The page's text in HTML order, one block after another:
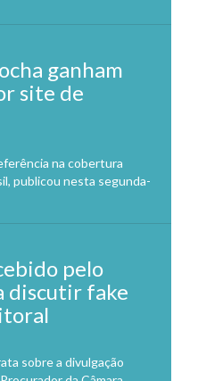
ganham
site de
na cobertura
publicou nesta segunda-
pelo
discutir fake
sobre a divulgação